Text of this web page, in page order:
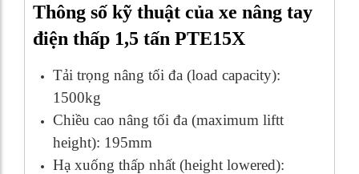
Thông số kỹ thuật của xe nâng tay
điện thấp 1,5 tấn PTE15X
Tải trọng nâng tối đa (load capacity):
1500kg
Chiều cao nâng tối đa (maximum liftt
height): 195mm
Hạ xuống thấp nhất (height lowered):